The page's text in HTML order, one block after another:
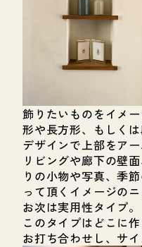
飾りたいものをイメ
形や長方形、もしくは
デザインで上部をア
リビングや廊下の壁
りの小物や写真、季
って頂くイメージのニ
お次は実用性タイプ。
このタイプはどこに
お打ち合わせし、サ